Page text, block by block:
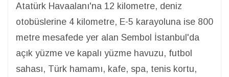
Atatürk Havaalanı'na 12 kilometre, deniz
otobüslerine 4 kilometre, E-5 karayoluna ise 800
metre mesafede yer alan Sembol İstanbul'da
açık yüzme ve kapalı yüzme havuzu, futbol
sahası, Türk hamamı, kafe, spa, tenis kortu,